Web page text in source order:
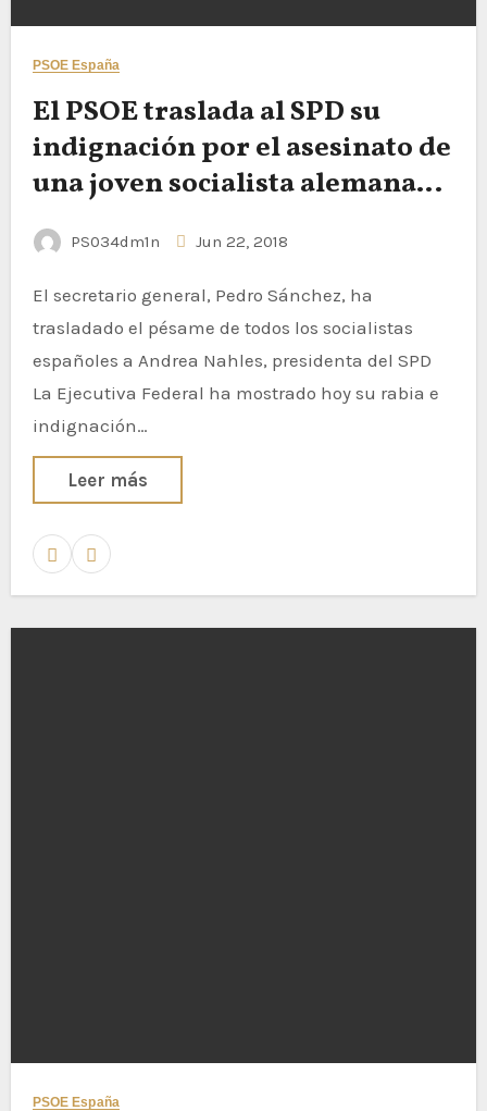
PSOE España
El PSOE traslada al SPD su
indignación por el asesinato de
una joven socialista alemana
en Álava
PS034dm1n Jun 22, 2018
El secretario general, Pedro Sánchez, ha
trasladado el pésame de todos los socialistas
españoles a Andrea Nahles, presidenta del SPD
La Ejecutiva Federal ha mostrado hoy su rabia e
indignación…
Leer más
PSOE España